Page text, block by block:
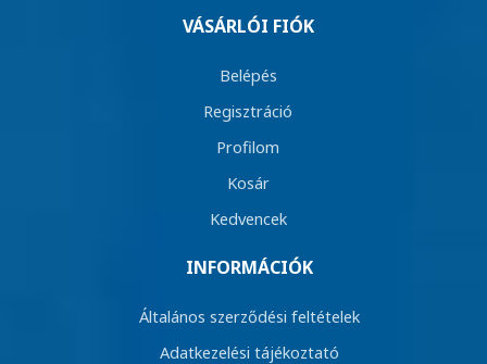
VÁSÁRLÓI FIÓK
Belépés
Regisztráció
Profilom
Kosár
Kedvencek
INFORMÁCIÓK
Általános szerződési feltételek
Adatkezelési tájékoztató